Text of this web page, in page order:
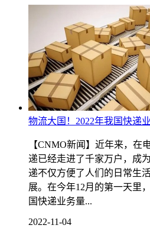
物流大国！2022年我国快递
【CNMO新闻】近年来，在
递已经走进了千家万户，成
递不仅方便了人们的日常生
展。在今年12月的第一天里
国快递业务量...
2022-11-04